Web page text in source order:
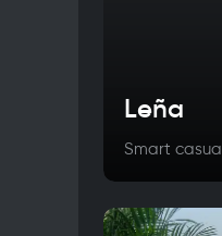
Leña
Smart casual